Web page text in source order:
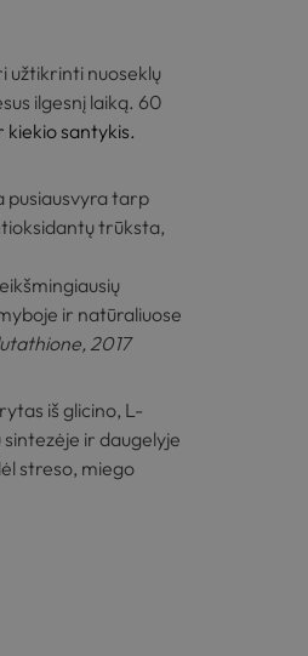
užtikrinti nuoseklų
ilgesnį laiką. 60
kiekio santykis.
pusiausvyra tarp
trūksta,
ir natūraliuose
2017
iš glicino, L-
ir daugelyje
streso, miego